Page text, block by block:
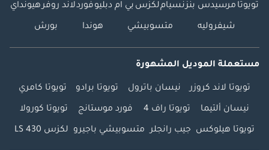
تويوتا مرسيدس بنزنسياملكزس بي ام دبليوفوردلاند روفرهيونداي
شيفروليه متسوبيشي هوندا بورش
مستعملة الموديل المشهورة
تويوتا لاند كروزر نيسان باترول تويوتا برادو تويوتا كامري
نيسان ألتيما تويوتا راف 4 فورد موستانج تويوتا كورولا
تويوتا هيلوكس جيب رانجلر متسوبيشي باجيرو لكزس LS 430